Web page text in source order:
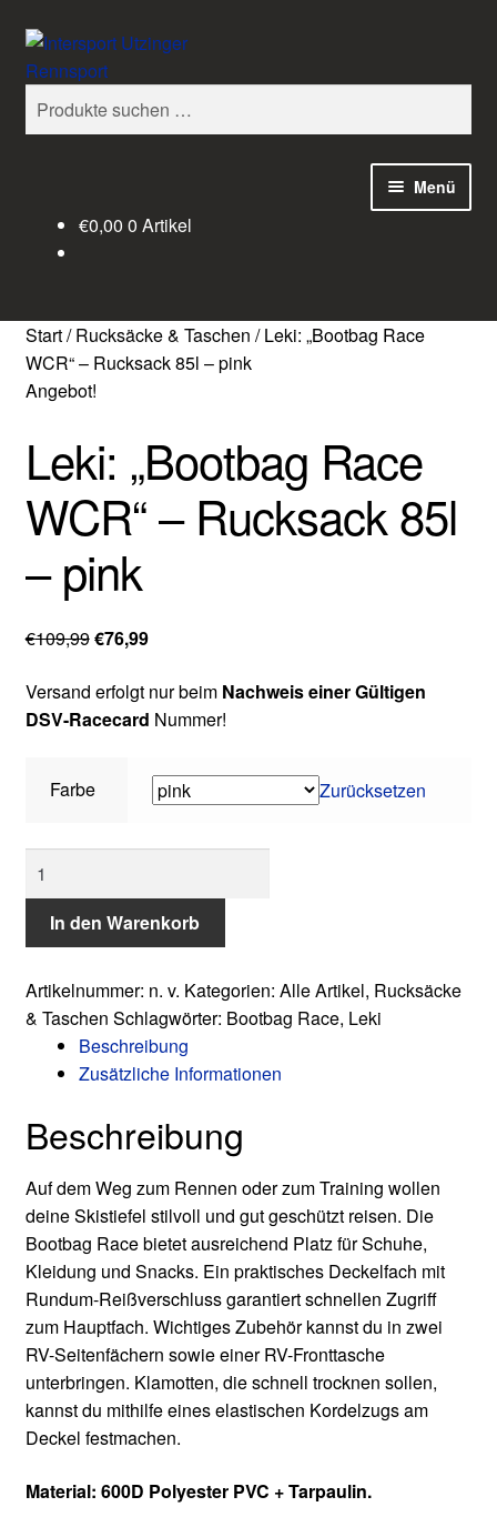
Zur
Navigation
springen
Zum
Inhalt
springen
Suchen
nach:
Suchen
Menü
Warenkorb
Über uns
Terminvereinbaren
€0,00 0 Artikel
Start/Rucksäcke & Taschen /Leki: „Bootbag Race
WCR“ – Rucksack 85l – pink
Angebot!
Leki: „Bootbag Race
WCR“ – Rucksack 85l
– pink
€109,99Ursprünglicher
war:
€109,99
€76,99Aktueller
ist:
€76,99.
Versand erfolgt nur beim Nachweis einer Gültigen
DSV-Racecard Nummer!
Farbe Zurücksetzen
"Bootbag
Race
WCR"
Rucksack
85l
In den Warenkorb
Artikelnummer: n. v. Kategorien: Alle Artikel, Rucksäcke
& Taschen Schlagwörter: Bootbag Race, Leki
Beschreibung
Zusätzliche Informationen
Beschreibung
Auf dem Weg zum Rennen oder zum Training wollen
deine Skistiefel stilvoll und gut geschützt reisen. Die
Bootbag Race bietet ausreichend Platz für Schuhe,
Kleidung und Snacks. Ein praktisches Deckelfach mit
Rundum-Reißverschluss garantiert schnellen Zugriff
zum Hauptfach. Wichtiges Zubehör kannst du in zwei
RV-Seitenfächern sowie einer RV-Fronttasche
unterbringen. Klamotten, die schnell trocknen sollen,
kannst du mithilfe eines elastischen Kordelzugs am
Deckel festmachen.
Material: 600D Polyester PVC + Tarpaulin.